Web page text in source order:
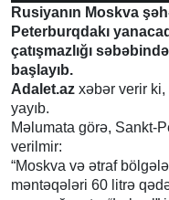
Rusiyanın Moskva
Peterburqdakı
çatışmazlığı
başlayıb.
Adalet.az xəbər verir
yayıb.
Məlumata görə, Sankt-
verilmir:
“Moskva və ətraf
məntəqələri 60 litrə